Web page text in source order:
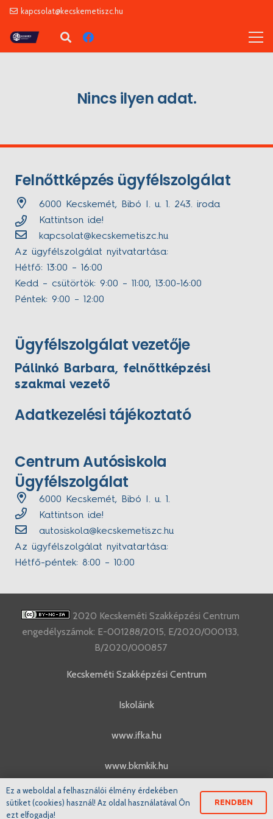
kapcsolat@kecskemetiszc.hu
Nincs ilyen adat.
Felnőttképzés ügyfélszolgálat
6000 Kecskemét, Bibó I. u. 1. 243. iroda
Kattintson ide!
kapcsolat@kecskemetiszc.hu
Az ügyfélszolgálat nyitvatartása:
Hétfő: 13:00 – 16:00
Kedd – csütörtök: 9:00 – 11:00, 13:00-16:00
Péntek: 9:00 – 12:00
Ügyfélszolgálat vezetője
Pálinkó Barbara, felnőttképzési
szakmai vezető
Adatkezelési tájékoztató
Centrum Autósiskola
Ügyfélszolgálat
6000 Kecskemét, Bibó I. u. 1.
Kattintson ide!
autosiskola@kecskemetiszc.hu
Az ügyfélszolgálat nyitvatartása:
Hétfő-péntek: 8:00 – 10:00
2020 Kecskeméti Szakképzési Centrum
engedélyszámok: E-001288/2015, E/2020/000133,
B/2020/000857
Kecskeméti Szakképzési Centrum
Iskoláink
www.ifka.hu
www.bkmkik.hu
www.szakkepzes.ifka.hu
Ez a weboldal a felhasználói élmény érdekében
sütiket (cookies) használ! Az oldal használatával Ön
ezt elfogadja!
RENDBEN